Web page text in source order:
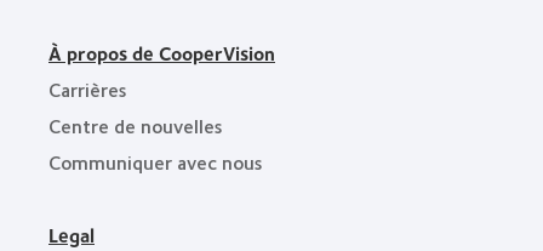
À propos de CooperVision
Carrières
Centre de nouvelles
Communiquer avec nous
Legal